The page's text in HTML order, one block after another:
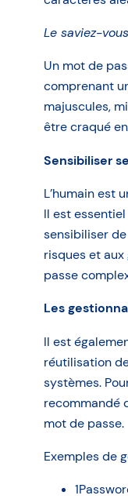
Le saviez-
Un mot de
comprenant
majuscules,
être craqué
Sensibiliser
L’humain est
Il est
sensibiliser
risques et
passe
Les
Il est
réutilisation
systèmes.
recommandé
mot de passe.
Exemples de